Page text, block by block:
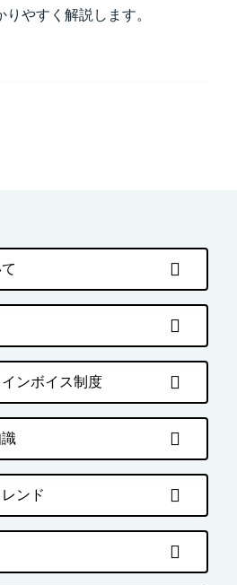
やすく解説します。
ンボイス制度
ンド